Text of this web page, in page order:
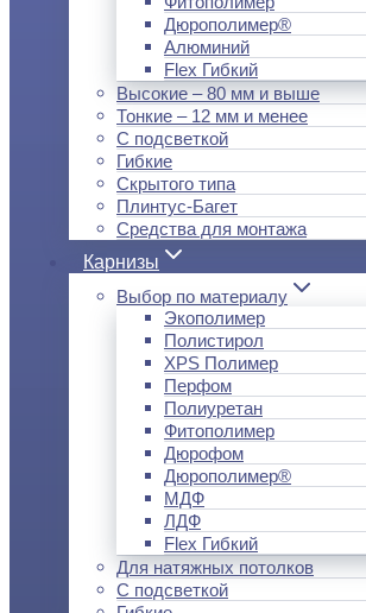
Дюрополимер®
Алюминий
Flex Гибкий
Высокие – 80 мм и выше
Тонкие – 12 мм и менее
С подсветкой
Гибкие
Скрытого типа
Плинтус-Багет
Средства для монтажа
Карнизы
Выбор по материалу
Экополимер
Полистирол
XPS Полимер
Перфом
Полиуретан
Фитополимер
Дюрофом
Дюрополимер®
МДФ
ЛДФ
Flex Гибкий
Для натяжных потолков
С подсветкой